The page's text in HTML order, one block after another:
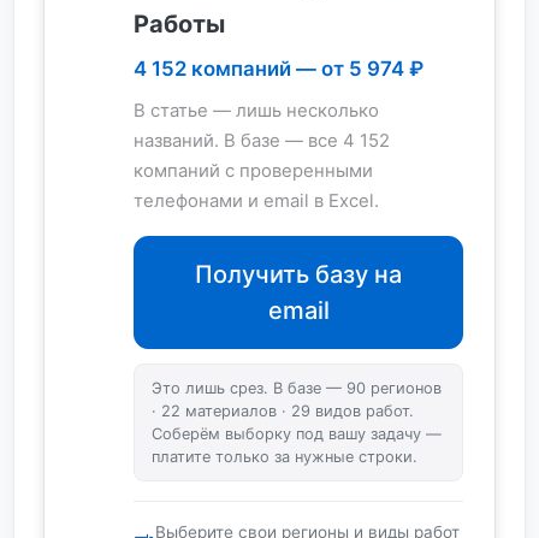
Работы
4 152 компаний — от 5 974 ₽
В статье — лишь несколько
названий. В базе — все 4 152
компаний с проверенными
телефонами и email в Excel.
Получить базу на
email
Это лишь срез. В базе — 90 регионов
· 22 материалов · 29 видов работ.
Соберём выборку под вашу задачу —
платите только за нужные строки.
Выберите свои регионы и виды работ